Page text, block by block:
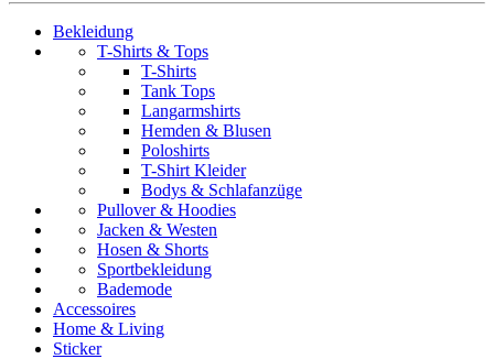
Bekleidung
T-Shirts & Tops
T-Shirts
Tank Tops
Langarmshirts
Hemden & Blusen
Poloshirts
T-Shirt Kleider
Bodys & Schlafanzüge
Pullover & Hoodies
Jacken & Westen
Hosen & Shorts
Sportbekleidung
Bademode
Accessoires
Home & Living
Sticker